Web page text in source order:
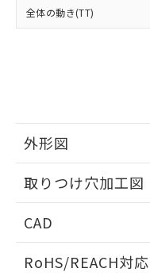
全体の動き(TT)
外形図
取りつけ穴加工図
CAD
ドすることができ
RoHS/REACH対
※当社の共
の共同利
EU RoHS指令
51物質の非含
荷製品に未対応
欄に対応日を記
既に当社にて
していることか
り、2022年1月